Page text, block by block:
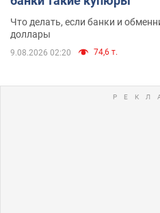
Что делать, если банки и
доллары
9.08.2026 02:20 74,6 т.